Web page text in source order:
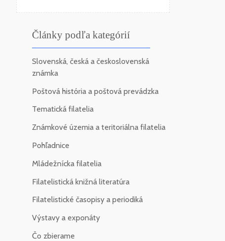
Články podľa kategórií
Slovenská, česká a československá
známka
Poštová história a poštová prevádzka
Tematická filatelia
Známkové územia a teritoriálna filatelia
Pohľadnice
Mládežnícka filatelia
Filatelistická knižná literatúra
Filatelistické časopisy a periodiká
Výstavy a exponáty
Čo zbierame